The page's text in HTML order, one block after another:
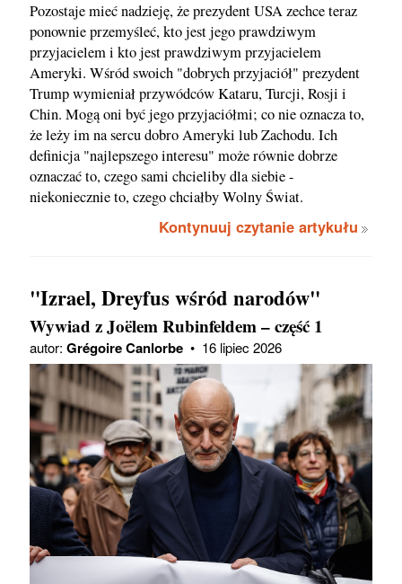
Pozostaje mieć nadzieję, że prezydent USA zechce teraz
ponownie przemyśleć, kto jest jego prawdziwym
przyjacielem i kto jest prawdziwym przyjacielem
Ameryki. Wśród swoich "dobrych przyjaciół" prezydent
Trump wymieniał przywódców Kataru, Turcji, Rosji i
Chin. Mogą oni być jego przyjaciółmi; co nie oznacza to,
że leży im na sercu dobro Ameryki lub Zachodu. Ich
definicja "najlepszego interesu" może równie dobrze
oznaczać to, czego sami chcieliby dla siebie -
niekoniecznie to, czego chciałby Wolny Świat.
Kontynuuj czytanie artykułu
"Izrael, Dreyfus wśród narodów"
Wywiad z Joëlem Rubinfeldem – część 1
autor: Grégoire Canlorbe • 16 lipiec 2026